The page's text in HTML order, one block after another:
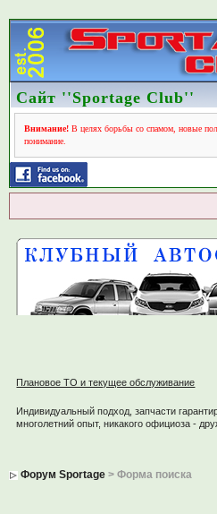
Сайт ''Sportage Club''
Внимание!В целях борьбы со спамом, новые
понимание.
Плановое ТО и текущее обслуживание
Индивидуальный подход, запчасти
многолетний опыт, никакого официоза -
Форум Sportage> Форма поиска